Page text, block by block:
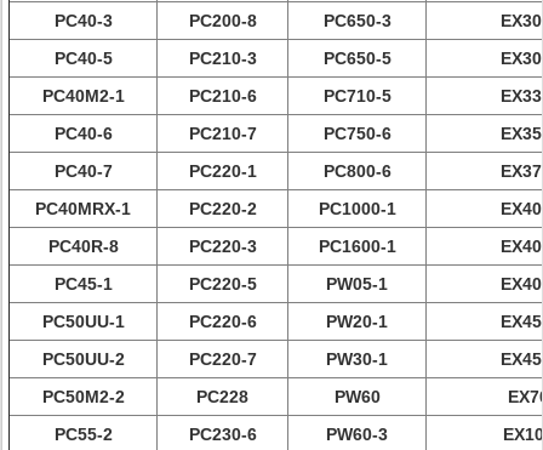
PC40-3
PC200-8 PC650-3
PC40-5
PC210-3 PC650-5
PC40M2-1
PC210-6 PC710-5
PC40-6
PC210-7 PC750-6
PC40-7
PC220-1 PC800-6
PC40MRX-1
PC220-2 PC1000-1
PC40R-8
PC220-3 PC1600-1
PC45-1
PC220-5 PW05-1
PC50UU-1
PC220-6 PW20-1
PC50UU-2
PC220-7 PW30-1
PC50M2-2
PC228 PW60
PC55-2
PC230-6 PW60-3